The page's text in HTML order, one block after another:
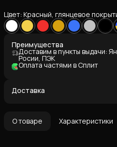
Цвет: Красный, глянцевое
Преимущества
Доставим в пункты выдачи:
Росии, ПЭК
Оплата частями в Сплит
Доставка
О товаре Характеристики